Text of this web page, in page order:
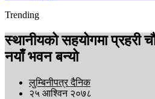
Trending
स्थानीयको सहयोगमा प्रहरी
नयाँ भवन बन्यो
लुम्बिनीपत्र दैनिक
२५ आश्विन २०७८